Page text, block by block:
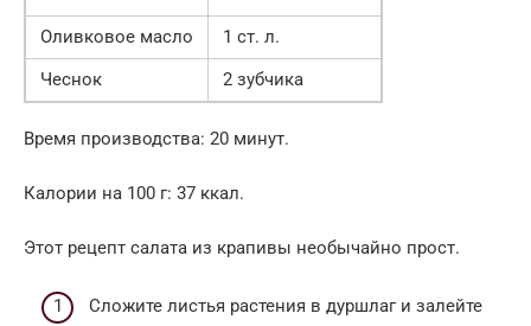
Оливковое масло
1 ст. л.
Чеснок
2 зубчика
Время производства: 20 минут.
Калории на 100 г: 37 ккал.
Этот рецепт салата из крапивы необычайно прост.
Сложите листья растения в дуршлаг и залейте